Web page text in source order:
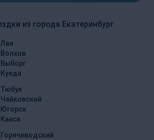
из города Екатеринбург
Лая
Волхов
Выборг
Куеда
Тюбук
Чайковский
Югорск
Канск
Горячеводский